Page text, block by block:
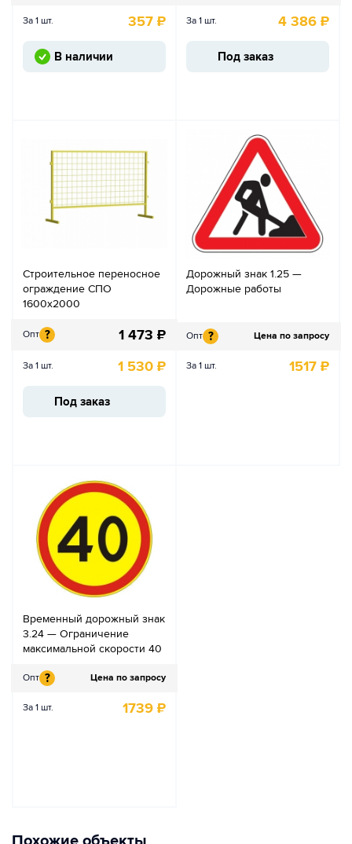
За 1 шт. 357 ₽
В наличии
За 1 шт. 4 386 ₽
Под заказ
Строительное переносное
ограждение СПО
1600х2000
Опт ? 1 473 ₽
За 1 шт. 1 530 ₽
Под заказ
Дорожный знак 1.25 —
Дорожные работы
Опт ? Цена по запросу
За 1 шт. 1517 ₽
Временный дорожный знак
3.24 — Ограничение
максимальной скорости 40
Опт ? Цена по запросу
За 1 шт. 1739 ₽